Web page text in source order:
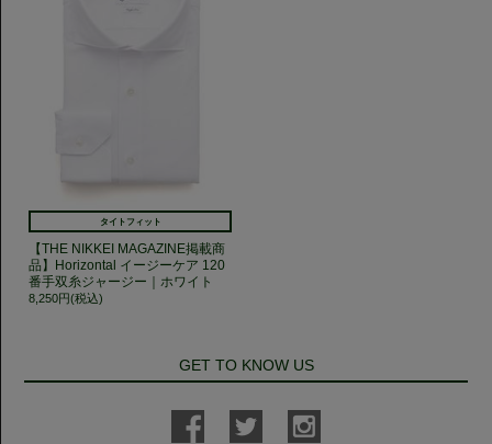
タイトフィット
【THE NIKKEI MAGAZINE掲載商
品】Horizontal イージーケア 120
番手双糸ジャージー｜ホワイト
8,250円(税込)
GET TO KNOW US